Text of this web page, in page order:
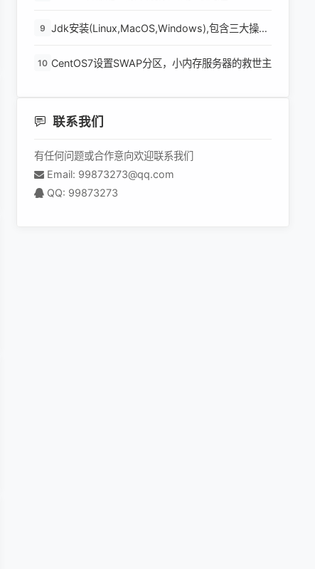
9 Jdk安装(Linux,MacOS,Windows),包含三大操作
10 CentOS7设置SWAP分区，小内存服务器的救世主
联系我们
有任何问题或合作意向欢迎联系我们
Email: 99873273@qq.com
QQ: 99873273